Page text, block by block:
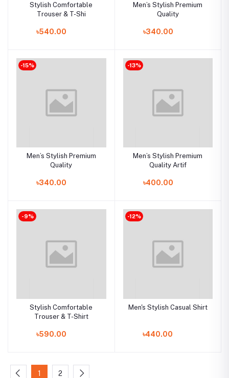
Stylish Comfortable
Trouser & T-Shi
৳540.00
Men’s Stylish Premium
Quality
৳340.00
-15%
Men’s Stylish Premium
Quality
৳340.00
-13%
Men’s Stylish Premium
Quality Artif
৳400.00
-9%
Stylish Comfortable
Trouser & T-Shirt
৳590.00
-12%
Men's Stylish Casual Shirt
৳440.00
1 2